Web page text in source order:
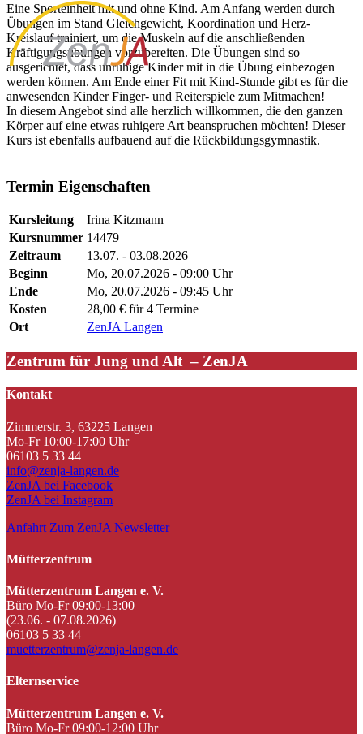
Eine Sporteinheit mit und ohne Kind. Am Anfang werden durch
Übungen im Stand Gleichgewicht, Koordination und Herz-
Kreislauf trainiert, um die Muskeln auf die anschließenden
Kräftigungsübungen vorzubereiten. Die Übungen sind so
ausgerichtet, dass unruhige Kinder mit in die Übung einbezogen
werden können. Am Ende einer Fit mit Kind-Stunde gibt es für die
anwesenden Kinder Finger- und Reiterspiele zum Mitmachen!
In diesem Angebot sind alle herzlich willkommen, die den ganzen
Körper auf eine etwas ruhigere Art beanspruchen möchten! Dieser
Kurs ist ebenfalls aufbauend auf die Rückbildungsgymnastik.
Termin Eigenschaften
Kursleitung
Irina Kitzmann
Kursnummer 14479
Zeitraum
13.07. - 03.08.2026
Beginn
Mo, 20.07.2026 - 09:00 Uhr
Ende
Mo, 20.07.2026 - 09:45 Uhr
Kosten
28,00 € für 4 Termine
Ort
ZenJA Langen
Zentrum für Jung und Alt – ZenJA
Kontakt
Zimmerstr. 3, 63225 Langen
Mo-Fr 10:00-17:00 Uhr
06103 5 33 44
info@zenja-langen.de
ZenJA bei Facebook
ZenJA bei Instagram
Anfahrt Zum ZenJA Newsletter
Mütterzentrum
Mütterzentrum Langen e. V.
Büro Mo-Fr 09:00-13:00
(23.06. - 07.08.2026)
06103 5 33 44
muetterzentrum@zenja-langen.de
Elternservice
Mütterzentrum Langen e. V.
Büro Mo-Fr 09:00-12:00 Uhr